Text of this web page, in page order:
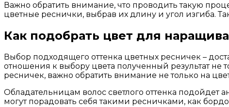
Важно обратить внимание, что проводить такую
цветные реснички, выбрав их длину и угол изгиба.
Как подобрать цвет для
Выбор подходящего оттенка цветных ресничек –
отношения к выбору цвета полученный результат не
ресничек, важно обратить внимание не только на
Обладательницам волос светлого оттенка
могут порадовать себя такими ресничками, как